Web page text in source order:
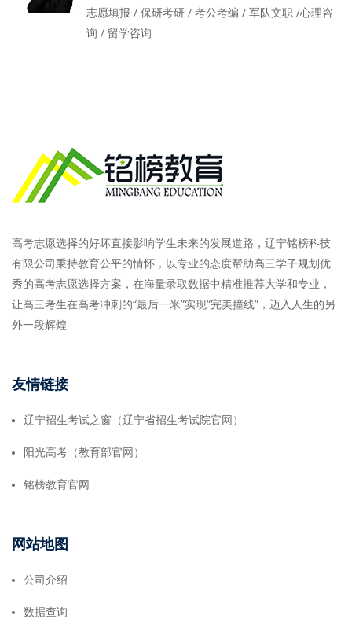
志愿填报 / 保研考研 / 考公考编 / 军队文职 /心理咨
询 / 留学咨询
高考志愿选择的好坏直接影响学生未来的发展道路，辽宁铭榜科技
有限公司秉持教育公平的情怀，以专业的态度帮助高三学子规划优
秀的高考志愿选择方案，在海量录取数据中精准推荐大学和专业，
让高三考生在高考冲刺的“最后一米”实现“完美撞线”，迈入人生的另
外一段辉煌
友情链接
辽宁招生考试之窗（辽宁省招生考试院官网）
阳光高考（教育部官网）
铭榜教育官网
网站地图
公司介绍
数据查询